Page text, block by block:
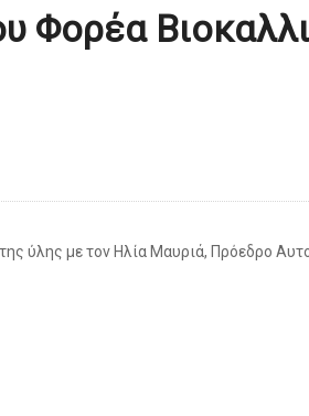
Φορέα
ύλης με τον Ηλία Μαυριά, Πρόεδρο